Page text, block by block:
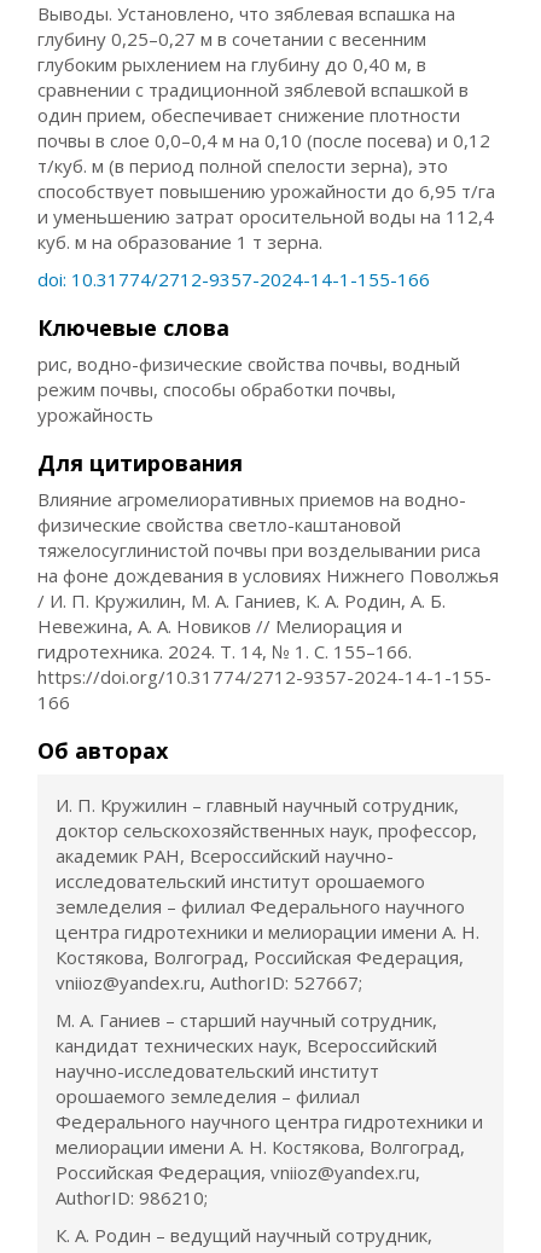
Выводы. Установлено, что зяблевая вспашка на
глубину 0,25–0,27 м в сочетании с весенним
глубоким рыхлением на глубину до 0,40 м, в
сравнении с традиционной зяблевой вспашкой в
один прием, обеспечивает снижение плотности
почвы в слое 0,0–0,4 м на 0,10 (после посева) и 0,12
т/куб. м (в период полной спелости зерна), это
способствует повышению урожайности до 6,95 т/га
и уменьшению затрат оросительной воды на 112,4
куб. м на образование 1 т зерна.
doi: 10.31774/2712-9357-2024-14-1-155-166
Ключевые слова
рис, водно-физические свойства почвы, водный
режим почвы, способы обработки почвы,
урожайность
Для цитирования
Влияние агромелиоративных приемов на водно-
физические свойства светло-каштановой
тяжелосуглинистой почвы при возделывании риса
на фоне дождевания в условиях Нижнего Поволжья
/ И. П. Кружилин, М. А. Ганиев, К. А. Родин, А. Б.
Невежина, А. А. Новиков // Мелиорация и
гидротехника. 2024. Т. 14, № 1. С. 155–166.
https://doi.org/10.31774/2712-9357-2024-14-1-155-
166
Об авторах
И. П. Кружилин – главный научный сотрудник,
доктор сельскохозяйственных наук, профессор,
академик РАН, Всероссийский научно-
исследовательский институт орошаемого
земледелия – филиал Федерального научного
центра гидротехники и мелиорации имени А. Н.
Костякова, Волгоград, Российская Федерация,
vniioz@yandex.ru, AuthorID: 527667;
М. А. Ганиев – старший научный сотрудник,
кандидат технических наук, Всероссийский
научно-исследовательский институт
орошаемого земледелия – филиал
Федерального научного центра гидротехники и
мелиорации имени А. Н. Костякова, Волгоград,
Российская Федерация, vniioz@yandex.ru,
AuthorID: 986210;
К. А. Родин – ведущий научный сотрудник,